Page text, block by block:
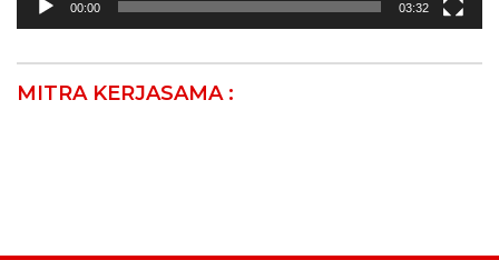
00:00 03:32
MITRA KERJASAMA :